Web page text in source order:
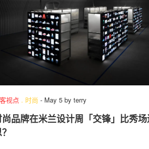
视点 . 时尚 - May 5 by terry
尚品牌在米兰设计周「交锋」比秀